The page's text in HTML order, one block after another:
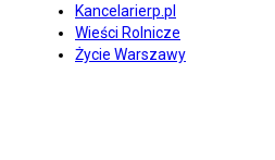
Kancelarierp.pl
Wieści Rolnicze
Życie Warszawy